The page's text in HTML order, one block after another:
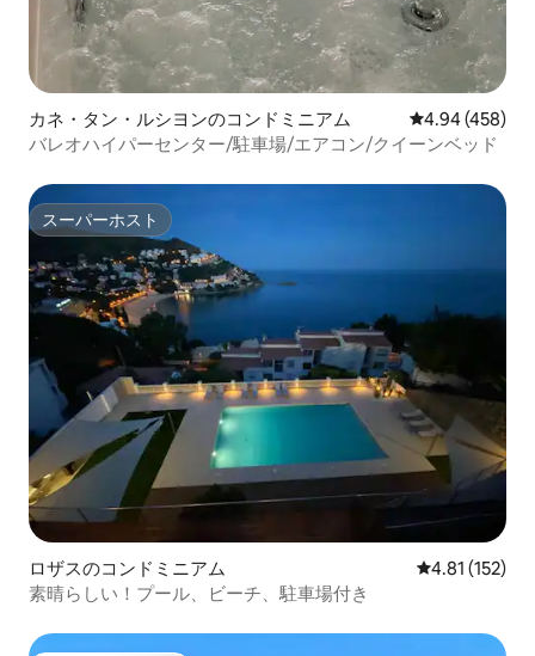
カネ・タン・ルシヨンのコンドミニアム レビュー458
4.94 (458)
バレオハイパーセンター/駐車場/エアコン/クイーンベッド
スーパーホスト
スーパーホスト
ロザスのコンドミニアム レビュー152
4.81 (152)
素晴らしい！プール、ビーチ、駐車場付き